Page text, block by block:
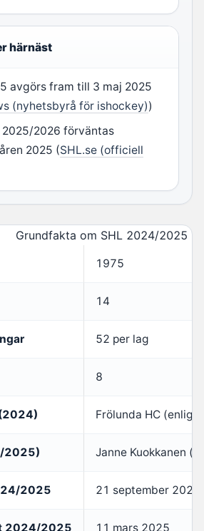
härnäst
avgörs fram till 3 maj 2025
(nyhetsbyrå för ishockey))
2025/2026 förväntas
2025 (SHL.se (officiell
Grundfakta om SHL 2024/2025
1975
14
52 per lag
8
Frölunda HC (enligt
2025) Janne Kuokkanen
2025 21 september 2024
2024/2025 11 mars 2025